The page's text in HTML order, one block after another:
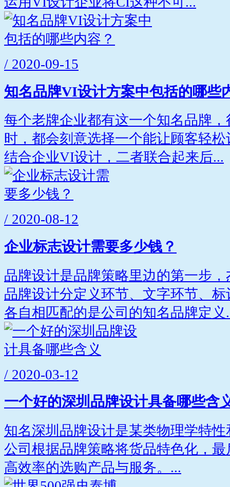
/ 2020-09-15
知名品牌VI设计方案中包括的哪些
每个老牌企业都有这一个知名品牌
时，都会刻意选择一个能让顾客轻
结合企业VI设计，二者联合起来后...
/ 2020-08-12
企业标志设计需要多少钱？
品牌设计是品牌策略里边的第一步
品牌设计分定义环节、文字环节、
各自相匹配的是公司的知名品牌定义
/ 2020-03-12
一个好的深圳品牌设计具备哪些含
知名深圳品牌设计是某类物理学特
公司根据品牌策略将货品特色化，
高效率的选购产品与服务。...